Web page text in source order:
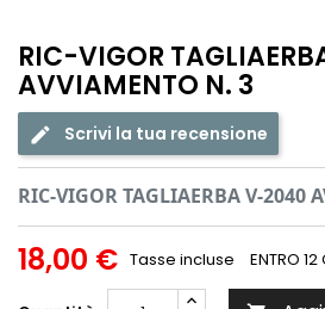
RIC-VIGOR
AVVIAMENTO N. 3
Scrivi la tua recensione
RIC-VIGOR TAGLIAERBA V-2040
18,00 € Tasse incluse ENTRO